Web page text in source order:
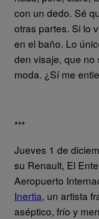
con un dedo. Sé
otras partes. Si lo
en el baño. Lo
den visaje, que no
moda. ¿Sí me
***
Jueves 1 de
su Renault, El
Aeropuerto
Inertia, un artista
aséptico, frío y